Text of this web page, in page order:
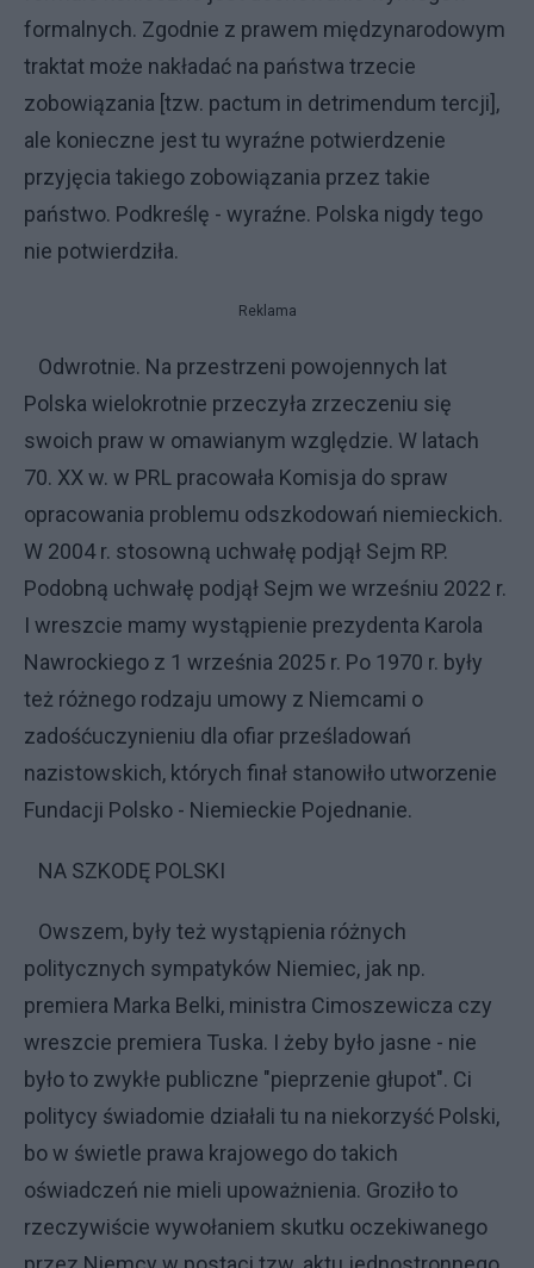
formalnych. Zgodnie z prawem międzynarodowym
traktat może nakładać na państwa trzecie
zobowiązania [tzw. pactum in detrimendum tercji],
ale konieczne jest tu wyraźne potwierdzenie
przyjęcia takiego zobowiązania przez takie
państwo. Podkreślę - wyraźne. Polska nigdy tego
nie potwierdziła.
Reklama
Odwrotnie. Na przestrzeni powojennych lat
Polska wielokrotnie przeczyła zrzeczeniu się
swoich praw w omawianym względzie. W latach
70. XX w. w PRL pracowała Komisja do spraw
opracowania problemu odszkodowań niemieckich.
W 2004 r. stosowną uchwałę podjął Sejm RP.
Podobną uchwałę podjął Sejm we wrześniu 2022 r.
I wreszcie mamy wystąpienie prezydenta Karola
Nawrockiego z 1 września 2025 r. Po 1970 r. były
też różnego rodzaju umowy z Niemcami o
zadośćuczynieniu dla ofiar prześladowań
nazistowskich, których finał stanowiło utworzenie
Fundacji Polsko - Niemieckie Pojednanie.
NA SZKODĘ POLSKI
Owszem, były też wystąpienia różnych
politycznych sympatyków Niemiec, jak np.
premiera Marka Belki, ministra Cimoszewicza czy
wreszcie premiera Tuska. I żeby było jasne - nie
było to zwykłe publiczne "pieprzenie głupot". Ci
politycy świadomie działali tu na niekorzyść Polski,
bo w świetle prawa krajowego do takich
oświadczeń nie mieli upoważnienia. Groziło to
rzeczywiście wywołaniem skutku oczekiwanego